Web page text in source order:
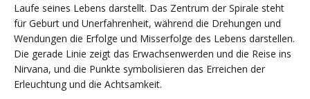
Laufe seines Lebens darstellt. Das Zentrum der Spirale steht
für Geburt und Unerfahrenheit, während die Drehungen und
Wendungen die Erfolge und Misserfolge des Lebens darstellen.
Die gerade Linie zeigt das Erwachsenwerden und die Reise ins
Nirvana, und die Punkte symbolisieren das Erreichen der
Erleuchtung und die Achtsamkeit.